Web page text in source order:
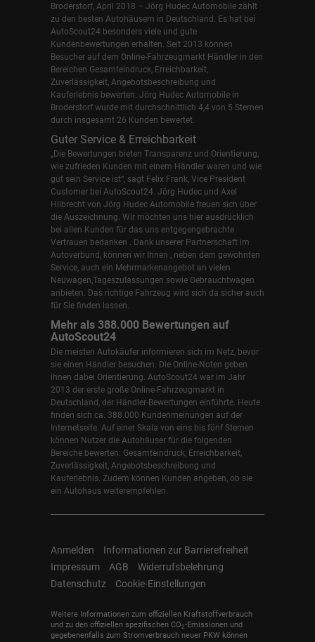
Broderstorf, April 2018 – Jörg Hudec Automobile zählt
zu den besten Autohäusern in Deutschland. Es hat bei
AutoScout24 besonders viele und gute
Kundenbewertungen erhalten. Seit 2013 können
Besucher auf dem Online-Fahrzeugmarkt Händler in den
Bereichen Gesamteindruck, Erreichbarkeit,
Zuverlässigkeit, Angebotsbeschreibung und
Kauferlebnis bewerten. Jörg Hudec Automobile in
Broderstorf wurde mit durchschnittlich 4,4 von 5 Sternen
durch insgesamt 26 Kunden bewertet.
Guter Service & Erreichbarkeit
„Die Bewertungen bieten Transparenz und Orientierung,
wie zufrieden Kunden mit einem Händler waren und wie
gut sein Service ist“, sagt Felix Frank, Vice President
Customer bei AutoScout24. Jörg Hudec und Axel
Hilbrecht von Jörg Hudec Automobile freuen sich über
die Auszeichnung. Wir möchten uns hier ausdrücklich
bei allen Kunden für das uns entgegengebrachte
Vertrauen bedanken . Dank unserer Partnerschaft im
Autoverbund, können wir Ihnen , neben dem gewohnten
Service, auch ein Mehrmarkenangebot an vielen
Neuwagen,Tageszulassungen sowie Gebrauchtwagen
anbieten. Das richtige Fahrzeug wird sich da sicher auch
für Sie finden lassen.
Mehr als 388.000 Bewertungen auf
AutoScout24
Die meisten Autokäufer informieren sich im Netz, bevor
sie einen Händler besuchen. Die Online-Noten geben
ihnen dabei Orientierung. AutoScout24 war im Jahr
2013 der erste große Online-Fahrzeugmarkt in
Deutschland, der Händler-Bewertungen einführte. Heute
finden sich ca. 388.000 Kundenmeinungen auf der
Internetseite. Auf einer Skala von eins bis fünf Sternen
können Nutzer die Autohäuser für die folgenden
Bereiche bewerten: Gesamteindruck, Erreichbarkeit,
Zuverlässigkeit, Angebotsbeschreibung und
Kauferlebnis. Zudem können Kunden angeben, ob sie
ein Autohaus weiterempfehlen.
Anmelden
Informationen zur Barrierefreiheit
Impressum
AGB
Widerrufsbelehrung
Datenschutz
Cookie-Einstellungen
Weitere Informationen zum offiziellen Kraftstoffverbrauch
und zu den offiziellen spezifischen CO2-Emissionen und
gegebenenfalls zum Stromverbrauch neuer PKW können